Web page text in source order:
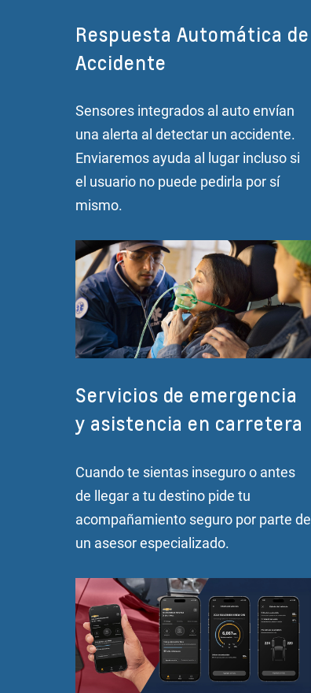
Respuesta Automática de
Accidente
Sensores integrados al auto envían
una alerta al detectar un accidente.
Enviaremos ayuda al lugar incluso si
el usuario no puede pedirla por sí
mismo.
Servicios de emergencia
y asistencia en carretera
Cuando te sientas inseguro o antes
de llegar a tu destino pide tu
acompañamiento seguro por parte de
un asesor especializado.